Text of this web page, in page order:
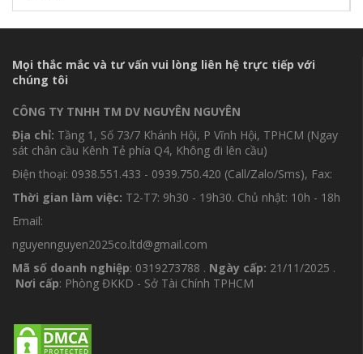
Mọi thắc mắc và tư vấn vui lòng liên hệ trực tiếp với
chúng tôi
CÔNG TY TNHH TM DV NGUYÊN NGUYÊN
Địa chỉ: Tầng 1, Số 73/7 Khánh Hội, P Vĩnh Hội, TPHCM (Ngay
sát chân cầu Kênh Tẻ phía Q4, Không đi lên cầu)
Điện thoại: 0938.551.433 - 0939.750.420 (Call/Zalo/Sms), Fax:
Thời gian làm việc: T2-T7: 9h30 - 19h30. Chủ nhật: 10h - 18h
Email:
nguyennguyen2025co.ltd@gmail.com
Mã số doanh nghiệp: 0319273788 . Ngày cấp: 21/11/2025 .
Nơi cấp: Phòng ĐKKD - Sở Tài Chính TPHCM